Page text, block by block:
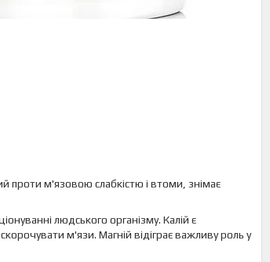
проти м'язовою слабкістю і втоми, знімає
людського організму. Калій є
м'язи. Магній відіграє важливу роль у